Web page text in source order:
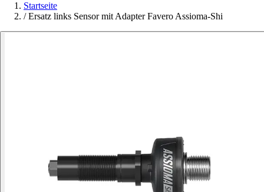
Startseite
/ Ersatz links Sensor mit Adapter Favero Assioma-Shi